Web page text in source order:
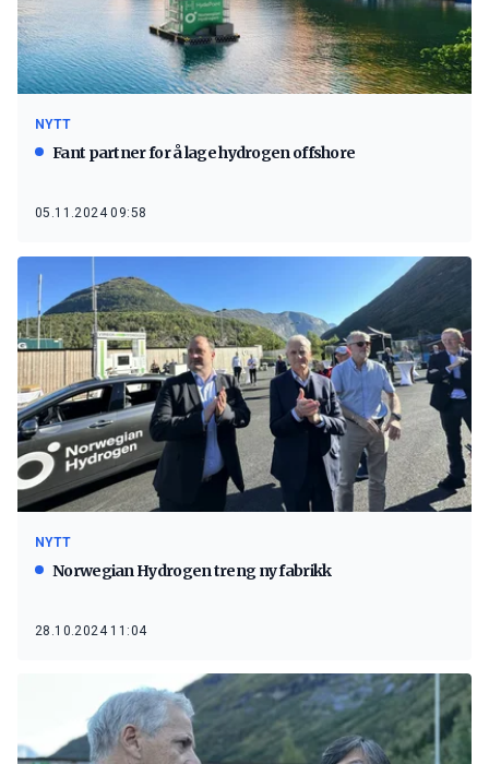
NYTT
Fant partner for å lage hydrogen offshore
05.11.2024 09:58
NYTT
Norwegian Hydrogen treng ny fabrikk
28.10.2024 11:04